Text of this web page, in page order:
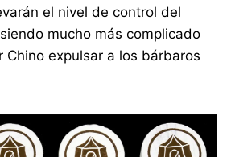
el nivel de control del
mucho más complicado
Chino expulsar a los bárbaros